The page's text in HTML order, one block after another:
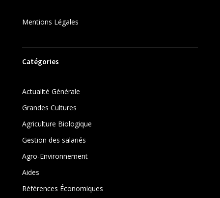
Mentions Légales
Catégories
Actualité Générale
Grandes Cultures
Agriculture Biologique
Gestion des salariés
Agro-Environnement
Aides
Références Économiques